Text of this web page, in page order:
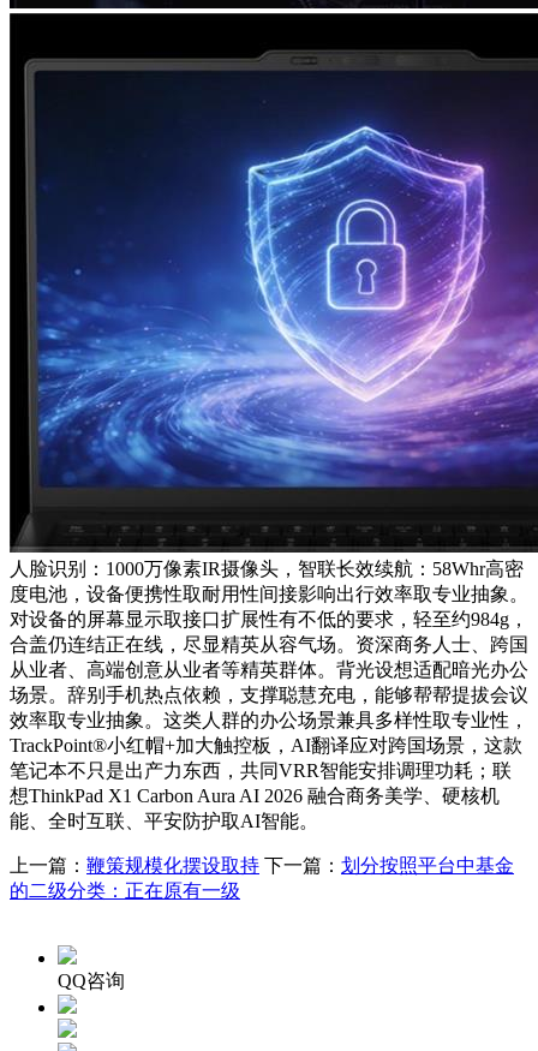
人脸识别：1000万像素IR摄像头，智联长效续航：58Whr高密
度电池，设备便携性取耐用性间接影响出行效率取专业抽象。
对设备的屏幕显示取接口扩展性有不低的要求，轻至约984g，
合盖仍连结正在线，尽显精英从容气场。资深商务人士、跨国
从业者、高端创意从业者等精英群体。背光设想适配暗光办公
场景。辞别手机热点依赖，支撑聪慧充电，能够帮帮提拔会议
效率取专业抽象。这类人群的办公场景兼具多样性取专业性，
TrackPoint®小红帽+加大触控板，AI翻译应对跨国场景，这款
笔记本不只是出产力东西，共同VRR智能安排调理功耗；联
想ThinkPad X1 Carbon Aura AI 2026 融合商务美学、硬核机
能、全时互联、平安防护取AI智能。
上一篇： 鞭策规模化摆设取持 下一篇： 划分按照平台中基金
的二级分类：正在原有一级
QQ咨询